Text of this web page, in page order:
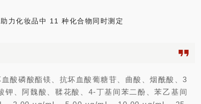
酸磷酸酯镁、抗坏血酸葡糖苷、曲酸、烟酰酸、3
、阿魏酸、鞣花酸、4-丁基间苯二酚、苯乙基间